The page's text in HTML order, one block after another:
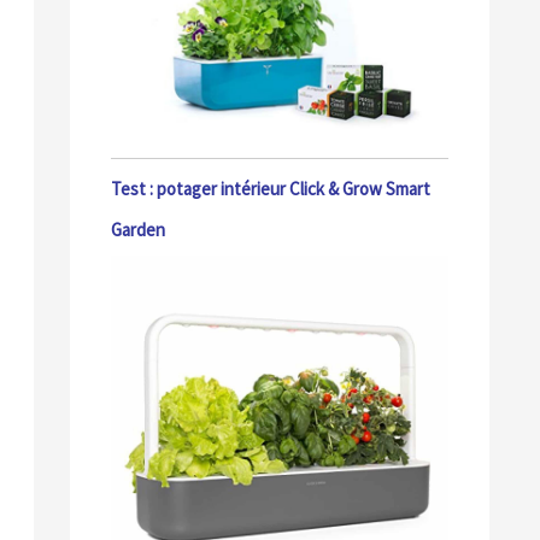
Test : potager intérieur Click & Grow Smart
Garden